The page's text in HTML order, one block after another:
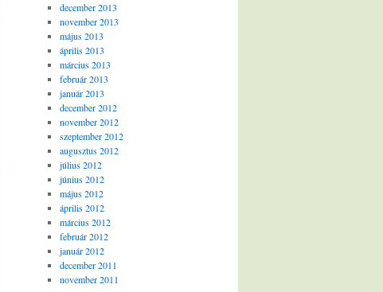
december 2013
november 2013
május 2013
április 2013
március 2013
február 2013
január 2013
december 2012
november 2012
szeptember 2012
augusztus 2012
július 2012
június 2012
május 2012
április 2012
március 2012
február 2012
január 2012
december 2011
november 2011